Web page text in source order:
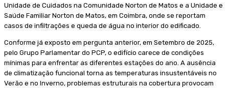
Unidade de Cuidados na Comunidade Norton de Matos e a Unidade e
Saúde Familiar Norton de Matos, em Coimbra, onde se reportam
casos de infiltrações e queda de água no interior do edificado.
Conforme já exposto em pergunta anterior, em Setembro de 2025,
pelo Grupo Parlamentar do PCP, o edifício carece de condições
mínimas para enfrentar as diferentes estações do ano. A ausência
de climatização funcional torna as temperaturas insustentáveis no
Verão e no Inverno, problemas estruturais na cobertura provocam